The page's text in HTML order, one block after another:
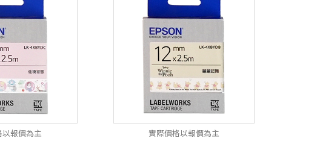
報價為主 實際價格以報價為主